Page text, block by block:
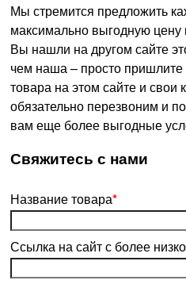
Мы стремится предложить
максимально выгодную
Вы нашли на другом сайте
чем наша – просто
товара на этом сайте и
обязательно перезвоним и
вам еще более выгодные
­Свяжитесь с нами
Название товара*
Ссылка на сайт с более